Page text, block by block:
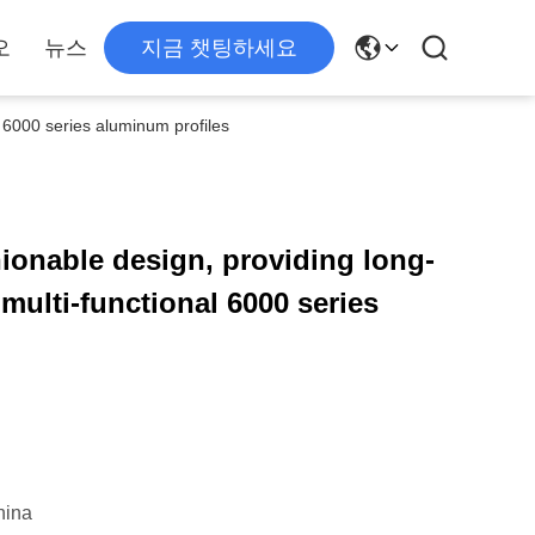
뉴스 지금 챗팅하세요
series aluminum profiles
design, providing long-
functional 6000 series